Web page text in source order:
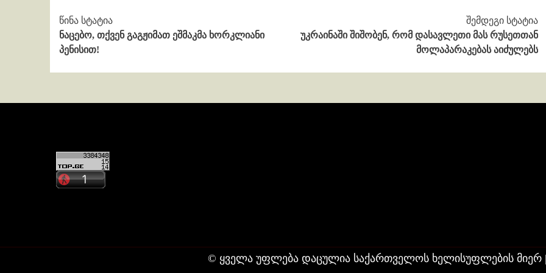
Continue
Reading
წინა სტატია
ნაცებო, თქვენ გაგჟიმათ ეშმაკმა ხორკლიანი
პენისით!
შემდეგი სტატია
უკრაინაში შიშობენ, რომ დასავლეთი მას რუსეთთან
მოლაპარაკებას აიძულებს
© ყველა უფლება დაცულია საქართველოს ხელისუფლების მიერ |